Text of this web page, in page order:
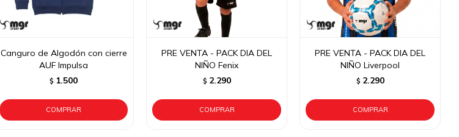
Canguro de Algodón con cierre
AUF Impulsa
$ 1.500
PRE VENTA - PACK DIA DEL
NIÑO Fenix
$ 2.290
PRE VENTA - PACK DIA DEL
NIÑO Liverpool
$ 2.290